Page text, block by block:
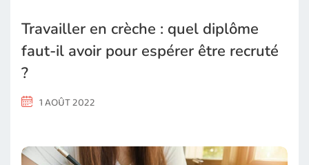
Travailler en crèche : quel diplôme
faut-il avoir pour espérer être recruté
?
1 AOÛT 2022